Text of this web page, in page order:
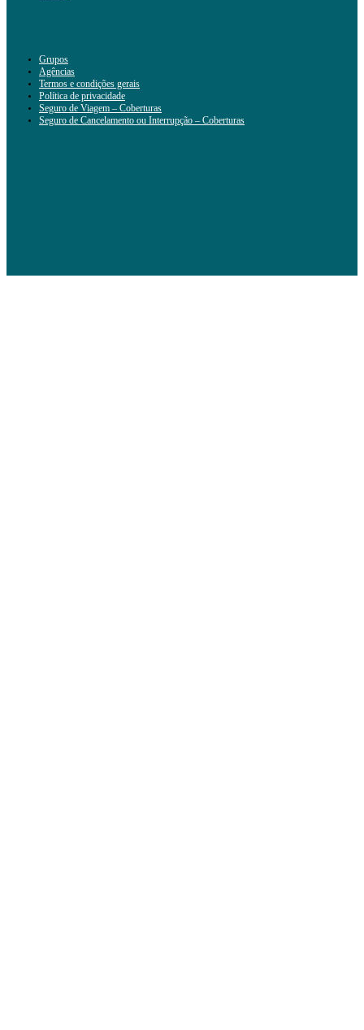
Grupos
Agências
Termos e condições gerais
Política de privacidade
Seguro de Viagem – Coberturas
Seguro de Cancelamento ou Interrupção – Coberturas